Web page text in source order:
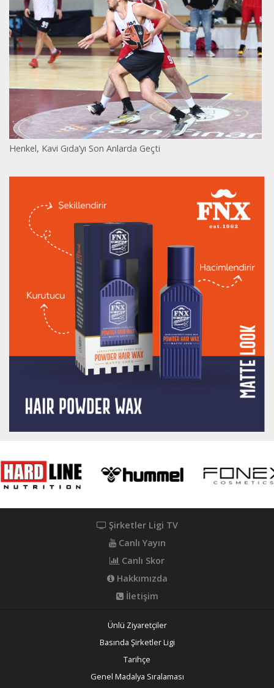
Henkel, Kavi Gıda’yı Son Anlarda Geçti
Şirketler Ligi TV
Canlı Yayın
Canlı Skor
Hakkımızda
İletişim
Ünlü Ziyaretçiler
Basında Şirketler Ligi
Tarihçe
Genel Madalya Sıralaması